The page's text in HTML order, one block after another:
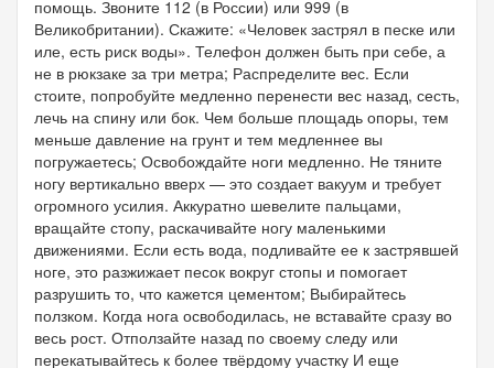
помощь. Звоните 112 (в России) или 999 (в
Великобритании). Скажите: «Человек застрял в песке или
иле, есть риск воды». Телефон должен быть при себе, а
не в рюкзаке за три метра; Распределите вес. Если
стоите, попробуйте медленно перенести вес назад, сесть,
лечь на спину или бок. Чем больше площадь опоры, тем
меньше давление на грунт и тем медленнее вы
погружаетесь; Освобождайте ноги медленно. Не тяните
ногу вертикально вверх — это создает вакуум и требует
огромного усилия. Аккуратно шевелите пальцами,
вращайте стопу, раскачивайте ногу маленькими
движениями. Если есть вода, подливайте ее к застрявшей
ноге, это разжижает песок вокруг стопы и помогает
разрушить то, что кажется цементом; Выбирайтесь
ползком. Когда нога освободилась, не вставайте сразу во
весь рост. Отползайте назад по своему следу или
перекатывайтесь к более твёрдому участку И еще